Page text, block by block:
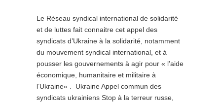
Le Réseau syndical international de solidarité
et de luttes fait connaitre cet appel des
syndicats d’Ukraine à la solidarité, notamment
du mouvement syndical international, et à
pousser les gouvernements à agir pour « l’aide
économique, humanitaire et militaire à
l’Ukraine« . Ukraine Appel commun des
syndicats ukrainiens Stop à la terreur russe,